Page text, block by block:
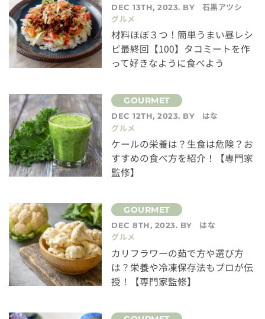
DEC 13TH, 2023. BY
石黒アツシ
グルメ
材料ほぼ３つ！簡単うまい昼レシ
ピ最終回【100】タコミートを作
って好きなように食べよう
DEC 12TH, 2023. BY
はな
グルメ
ケールの栄養は？生食は危険？お
すすめの食べ方を紹介！【専門家
監修】
DEC 8TH, 2023. BY
はな
グルメ
カリフラワーの茹で方や選び方
は？栄養や冷凍保存法もプロが伝
授！【専門家監修】